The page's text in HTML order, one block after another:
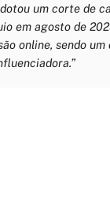
um corte de
em agosto de
online, sendo um